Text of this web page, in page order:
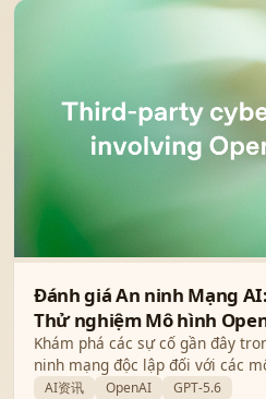
Đánh giá An ninh Mạng
Thử nghiệm Mô hình
Khám phá các sự cố gần đây
ninh mạng độc lập đối với các
nỗ lực mới nhằm thắt chặt quy
AI资讯 OpenAI
GPT-5.6